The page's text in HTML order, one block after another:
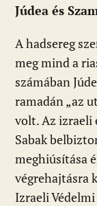
Júdea és
A hadsereg
meg mind a
számában
ramadán „az
volt. Az izraeli
Sabak
meghiúsítása
végrehajtásra
Izraeli